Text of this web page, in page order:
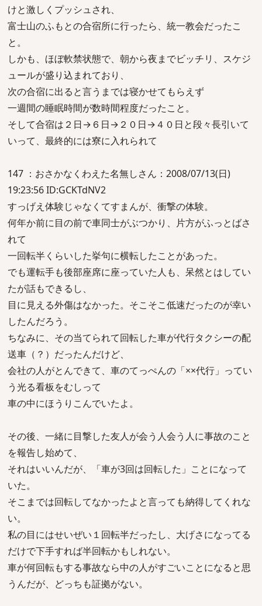
けと激しくプッシュされ、
富士山のふもとの合宿所に行ったら、統一教会だったこ
と。
しかも、ほぼ軟禁状態で、朝から夜までビッチリ、スケジ
ュールが盛り込まれており、
次の合宿に出ると言うまでは寝かせてもらえず
一週間の睡眠時間が数時間程度だったこと。
そして合宿は２日→６日→２０日→４０日と段々長引いて
いって、最終的には寮に入れられて
147 ：おさかなくわえた名無しさん：2008/07/13(日)
19:23:56 ID:GCKTdNV2
すっげえ体験じゃなくてすまんが、衝撃の体験。
何年か前に目の前で車同士がぶつかり、片方がふっとばさ
れて
一回転半くらいした挙句に横転したことがあった。
でも運転手も後部座席に座っていた人も、呆然とはしてい
たが話もできるし、
目に見える外傷はなかった。そこそこ低速だったのが幸い
したんだろう。
ちなみに、その当てられて回転した車が代行タクシーの配
送車（？）だったんだけど、
会社の人がとんできて、車のてっぺんの「××代行」ってい
う光る看板をむしって
車の中にほうりこんでいたよ。
その後、一緒に目撃した友人が会う人会う人に事故のこと
を報告し始めて、
それはいいんだが、「車が3回は回転した」ことになって
いた。
そこまでは回転してなかったよと言っても納得してくれな
い。
私の目にはせいぜい１回転半だったし、大げさになってる
だけで下手すれば半回転かもしれない。
車が何回転もする事故なら中の人がすごいことになると思
うんだが、どっちも証拠がない。